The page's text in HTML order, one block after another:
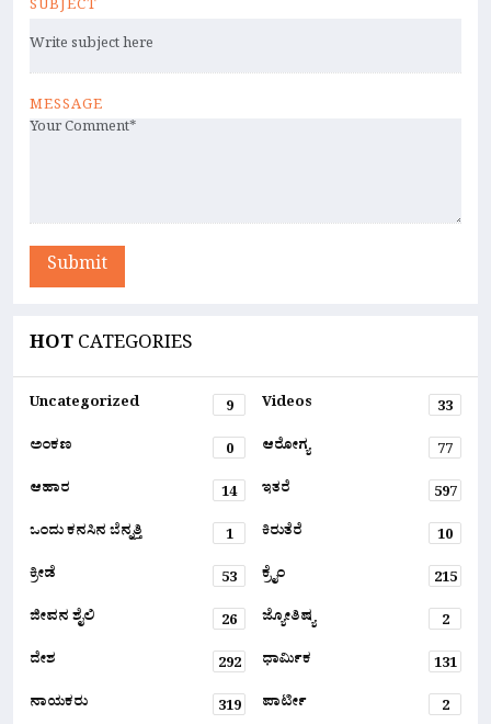
SUBJECT
MESSAGE
Submit
HOTCATEGORIES
Uncategorized 9 Videos
33
ಅಂಕಣ
0 ಆರೋಗ್ಯ
77
ಆಹಾರ
14 ಇತರೆ
597
ಒಂದು ಕನಸಿನ ಬೆನ್ನತ್ತಿ
1 ಕಿರುತೆರೆ
10
ಕ್ರೀಡೆ
53 ಕ್ರೈಂ
215
ಜೀವನ ಶೈಲಿ
26 ಜ್ಯೋತಿಷ್ಯ
2
ದೇಶ
292 ಧಾರ್ಮಿಕ
131
ನಾಯಕರು
319 ಪಾರ್ಟೀ
2